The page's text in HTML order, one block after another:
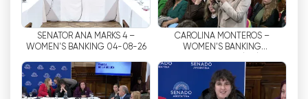
rechtstreeks en gratis naar de parlementaire
activiteiten te kijken. Dit draagt bij aan meer
transparantie in de besluitvorming doordat
vertegenwoordigers kunnen volgen.
SENATOR ANA MARKS 4 –
WOMEN'S BANKING 04-08-26
CAROLINA MONTEROS –
WOMEN'S BANKING